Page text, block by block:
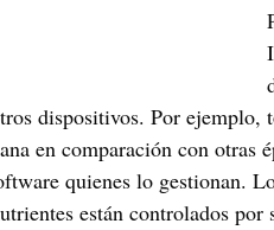
dispositivos. Por
en comparación con otras
quienes lo gestionan.
están controlados